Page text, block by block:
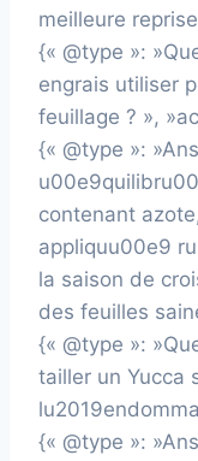
meilleure
{« @type »:
engrais utiliser
feuillage ? »,
{« @type »:
contenant
appliquu00e9
la saison de
des feuilles
{« @type »:
tailler un Yucca
{« @type »: